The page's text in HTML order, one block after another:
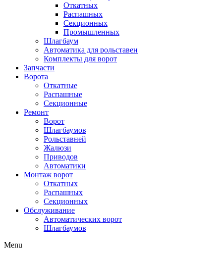
Откатных
Распашных
Секционных
Промышленных
Шлагбаум
Автоматика для рольставен
Комплекты для ворот
Запчасти
Ворота
Откатные
Распашные
Секционные
Ремонт
Ворот
Шлагбаумов
Рольставней
Жалюзи
Приводов
Автоматики
Монтаж ворот
Откатных
Распашных
Секционных
Обслуживание
Автоматических ворот
Шлагбаумов
Menu